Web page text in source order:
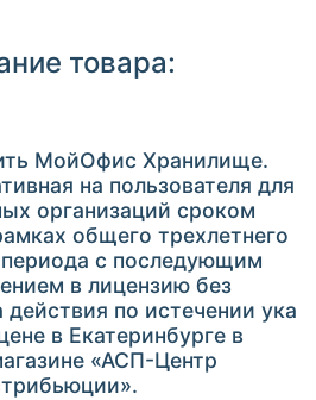
товара:
МойОфис Хранилище.
на пользователя для
организаций сроком
общего трехлетнего
периода с последующим
в лицензию без
действия по истечении ука
в Екатеринбурге в
«АСП-Центр